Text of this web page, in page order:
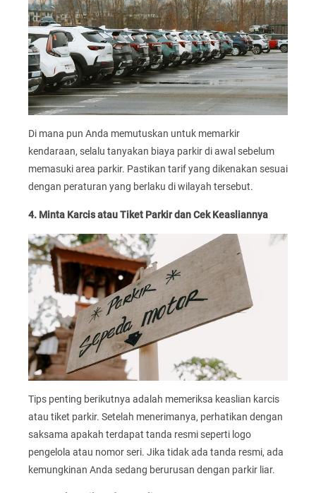
Di mana pun Anda memutuskan untuk memarkir
kendaraan, selalu tanyakan biaya parkir di awal sebelum
memasuki area parkir. Pastikan tarif yang dikenakan sesuai
dengan peraturan yang berlaku di wilayah tersebut.
4. Minta Karcis atau Tiket Parkir dan Cek Keasliannya
Tips penting berikutnya adalah memeriksa keaslian karcis
atau tiket parkir. Setelah menerimanya, perhatikan dengan
saksama apakah terdapat tanda resmi seperti logo
pengelola atau nomor seri. Jika tidak ada tanda resmi, ada
kemungkinan Anda sedang berurusan dengan parkir liar.